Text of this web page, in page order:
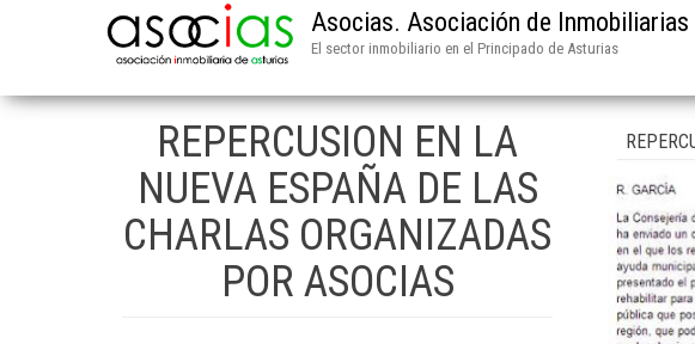
Asocias. Asociación de
El sector inmobiliario en el Principado de Asturias
REPERCUSION EN LA
NUEVA ESPAÑA DE LAS
CHARLAS ORGANIZADAS
POR ASOCIAS